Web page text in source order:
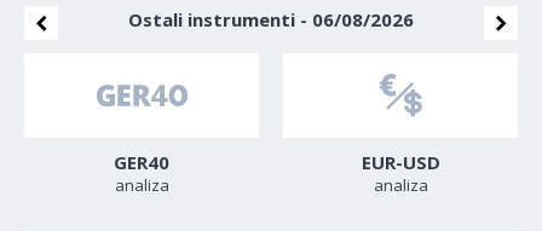
Ostali instrumenti - 06/08/2026
GER40
analiza
EUR-USD
analiza